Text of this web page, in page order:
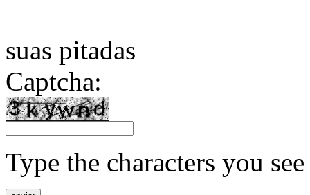
suas pitadas
Captcha:
Type the characters you